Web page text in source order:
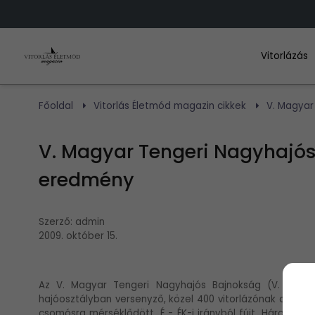
Vitorlázás
Főoldal Vitorlás Életmód magazin cikkek V.
V. Magyar Tengeri
eredmény
Szerző: admin
2009. október 15.
Az V. Magyar Tengeri Nagyhajós Bajnokság (V.
hajóosztályban versenyző, közel 400 vitorlázónak az